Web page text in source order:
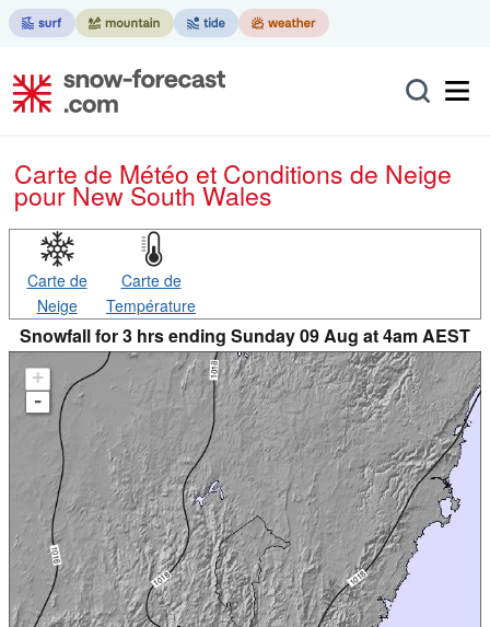
Carte de Météo et Conditions de Neige
pour New South Wales
Carte de
Neige
Carte de
Température
Snowfall for 3 hrs ending Sunday 09 Aug at 4am AEST
+
-